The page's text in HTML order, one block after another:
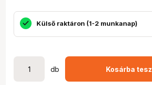
Külső raktáron (1-2 munkanap)
db Kosárba tesz